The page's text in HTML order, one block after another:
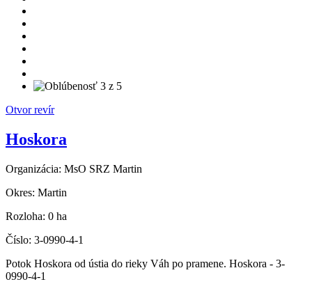
Otvor revír
Hoskora
Organizácia: MsO SRZ Martin
Okres: Martin
Rozloha: 0 ha
Číslo: 3-0990-4-1
Potok Hoskora od ústia do rieky Váh po pramene. Hoskora - 3-
0990-4-1